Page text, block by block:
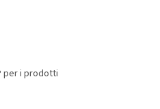
per i prodotti